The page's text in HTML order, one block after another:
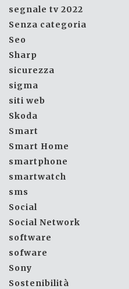
segnale tv 2022
Senza categoria
Seo
Sharp
sicurezza
sigma
siti web
Skoda
Smart
Smart Home
smartphone
smartwatch
sms
Social
Social Network
software
sofware
Sony
Sostenibilità